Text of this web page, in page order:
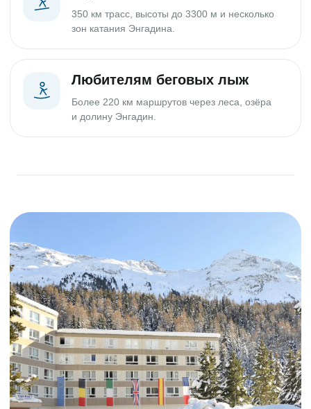
350 км трасс, высоты до 3300 м и несколько
зон катания Энгадина.
Любителям беговых лыж
Более 220 км маршрутов через леса, озёра
и долину Энгадин.